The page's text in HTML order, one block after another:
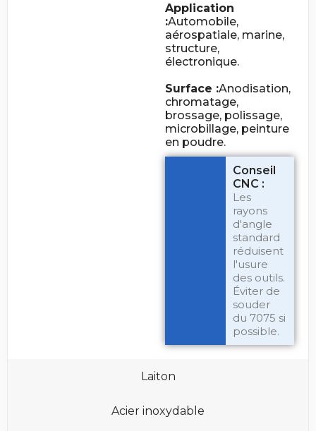
Laiton
Acier inoxydable
Application
:Automobile,
aérospatiale, marine,
structure,
électronique.
Surface :Anodisation,
chromatage,
brossage, polissage,
microbillage, peinture
en poudre.
Conseil
CNC :
Les
rayons
d'angle
standard
réduisent
l'usure
des outils.
Éviter de
souder
du 7075 si
possible.